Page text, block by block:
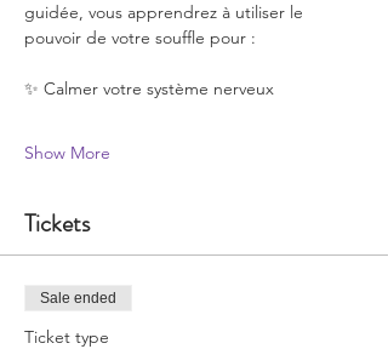
guidée, vous apprendrez à utiliser le
pouvoir de votre souffle pour :
✨ Calmer votre système nerveux
Show More
Tickets
Sale ended
Ticket type